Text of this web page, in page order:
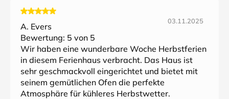
A. Evers
03.11.2025
Bewertung: 5 von 5
Wir haben eine wunderbare Woche Herbstferien
in diesem Ferienhaus verbracht. Das Haus ist
sehr geschmackvoll eingerichtet und bietet mit
seinem gemütlichen Ofen die perfekte
Atmosphäre für kühleres Herbstwetter.